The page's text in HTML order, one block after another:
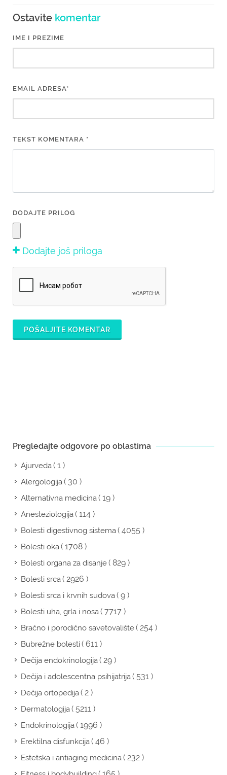
Ostavite komentar
IME I PREZIME
EMAIL ADRESA*
TEKST KOMENTARA *
DODAJTE PRILOG
Dodajte još priloga
POŠALJITE KOMENTAR
Pregledajte odgovore po oblastima
Ajurveda( 1 )
Alergologija( 30 )
Alternativna medicina( 19 )
Anesteziologija( 114 )
Bolesti digestivnog sistema( 4055 )
Bolesti oka( 1708 )
Bolesti organa za disanje( 829 )
Bolesti srca( 2926 )
Bolesti srca i krvnih sudova( 9 )
Bolesti uha, grla i nosa( 7717 )
Bračno i porodično savetovalište( 254 )
Bubrežne bolesti( 611 )
Dečija endokrinologija( 29 )
Dečija i adolescentna psihijatrija( 531 )
Dečija ortopedija( 2 )
Dermatologija( 5211 )
Endokrinologija( 1996 )
Erektilna disfunkcija( 46 )
Estetska i antiaging medicina( 232 )